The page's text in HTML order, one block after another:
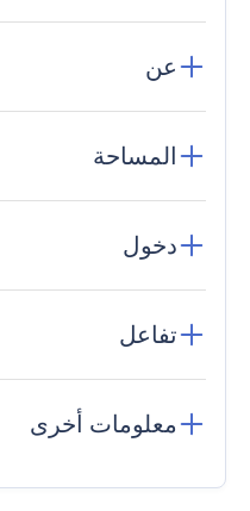
عن
المساحة
دخول
تفاعل
معلومات أخرى